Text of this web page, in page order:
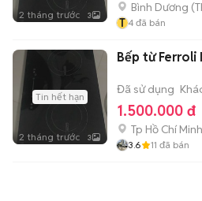
2 tháng trước 3
Bình Dương (
T 4 đã bán
Tin hết hạn
2 tháng trước 3
Bếp từ Ferroli
Đã sử dụng
1.500.000 đ
Tp Hồ Chí Minh
3.6 11 đã bán